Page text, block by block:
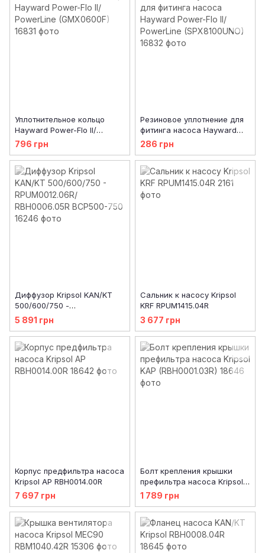
Уплотнительное кольцо
Hayward Power-Flo II/
PowerLine (GMX0600F)
796 грн
Резиновое уплотнение для
фитинга насоса Hayward
Power-Flo II/ PowerLine
(SPX8100UNO)
286 грн
Диффузор Kripsol KAN/KT
500/600/750 -
RPUM0012.06R/ RBH0006.05R
BCP500-750
5 891 грн
Сальник к насосу Kripsol
KRF RPUM1415.04R
3 677 грн
Корпус предфильтра насоса
Kripsol AP RBH0014.00R
7 697 грн
Болт крепления крышки
префильтра насоса Kripsol
KAP (RBH0001.03R)
1 789 грн